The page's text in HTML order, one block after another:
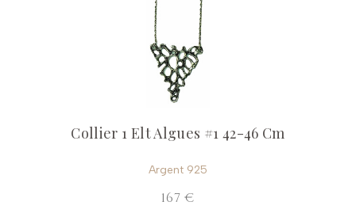
Collier 1 Elt Algues #1 42-46 Cm
Argent 925
167 €